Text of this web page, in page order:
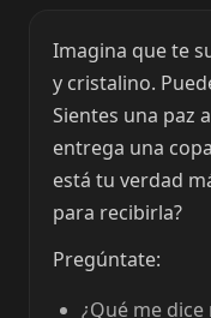
Imagina que te
y cristalino.
Sientes una paz
entrega una
está tu verdad
para recibirla?
Pregúntate:
¿Qué me